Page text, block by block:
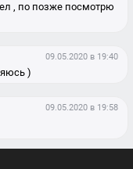
, по позже посмотрю
09.05.2020 в 19:40
)
09.05.2020 в 19:58